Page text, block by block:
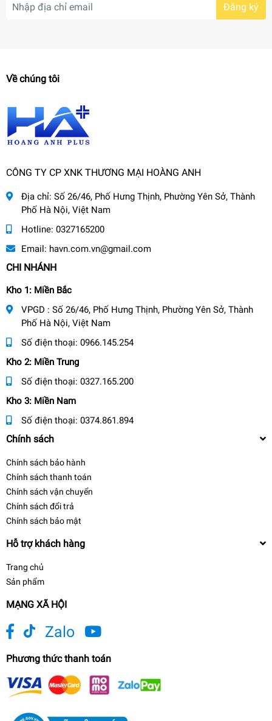
Đăng ký
Về chúng tôi
CÔNG TY CP XNK THƯƠNG MẠI HOÀNG ANH
Địa chỉ: Số 26/46, Phố Hưng Thịnh, Phường Yên Sở, Thành
Phố Hà Nội, Việt Nam
Hotline: 0327165200
Email: havn.com.vn@gmail.com
CHI NHÁNH
Kho 1: Miền Bắc
VPGD : Số 26/46, Phố Hưng Thịnh, Phường Yên Sở, Thành
Phố Hà Nội, Việt Nam
Số điện thoại: 0966.145.254
Kho 2: Miền Trung
Số điện thoại: 0327.165.200
Kho 3: Miền Nam
Số điện thoại: 0374.861.894
Chính sách
Chính sách bảo hành
Chính sách thanh toán
Chính sách vận chuyển
Chính sách đổi trả
Chính sách bảo mật
Hỗ trợ khách hàng
Trang chủ
Sản phẩm
MẠNG XÃ HỘI
Zalo
Phương thức thanh toán